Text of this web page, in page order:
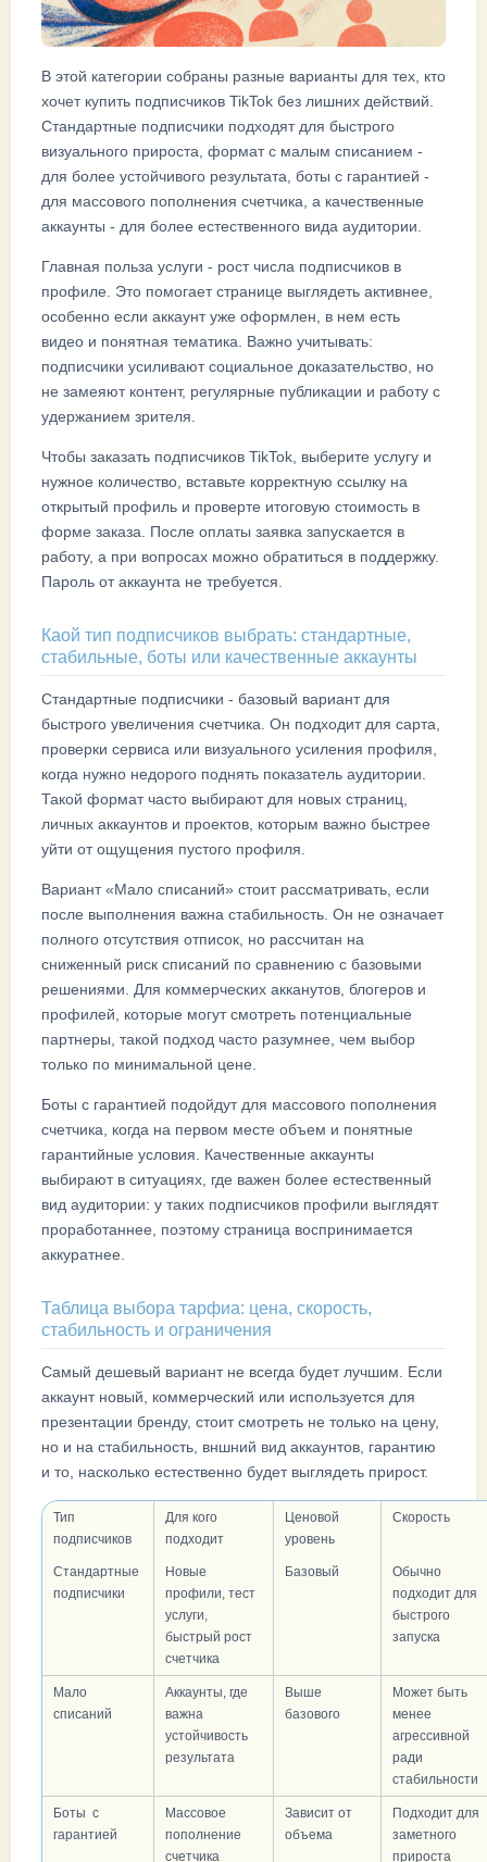
В этой категории собраны разные варианты для тех, кто
хочет купить подписчиков TikTok без лишних действий.
Стандартные подписчики подходят для быстрого
визуального прироста, формат с малым списанием -
для более устойчивого результата, боты с гарантией -
для массового пополнения счетчика, а качественные
аккаунты - для более естественного вида аудитории.
Главная польза услуги - рост числа подписчиков в
профиле. Это помогает странице выглядеть активнее,
особенно если аккаунт уже оформлен, в нем есть
видео и понятная тематика. Важно учитывать:
подписчики усиливают социальное доказательство, но
не замеяют контент, регулярные публикации и работу с
удержанием зрителя.
Чтобы заказать подписчиков TikTok, выберите услугу и
нужное количество, вставьте корректную ссылку на
открытый профиль и проверте итоговую стоимость в
форме заказа. После оплаты заявка запускается в
работу, а при вопросах можно обратиться в поддержку.
Пароль от аккаунта не требуется.
Каой тип подписчиков выбрать: стандартные,
стабильные, боты или качественные аккаунты
Стандартные подписчики - базовый вариант для
быстрого увеличения счетчика. Он подходит для сарта,
проверки сервиса или визуального усиления профиля,
когда нужно недорого поднять показатель аудитории.
Такой формат часто выбирают для новых страниц,
личных аккаунтов и проектов, которым важно быстрее
уйти от ощущения пустого профиля.
Вариант «Мало списаний» стоит рассматривать, если
после выполнения важна стабильность. Он не означает
полного отсутствия отписок, но рассчитан на
сниженный риск списаний по сравнению с базовыми
решениями. Для коммерческих акканутов, блогеров и
профилей, которые могут смотреть потенциальные
партнеры, такой подход часто разумнее, чем выбор
только по минимальной цене.
Боты с гарантией подойдут для массового пополнения
счетчика, когда на первом месте объем и понятные
гарантийные условия. Качественные аккаунты
выбирают в ситуациях, где важен более естественный
вид аудитории: у таких подписчиков профили выглядят
проработаннее, поэтому страница воспринимается
аккуратнее.
Таблица выбора тарфиа: цена, скорость,
стабильность и ограничения
Самый дешевый вариант не всегда будет лучшим. Если
аккаунт новый, коммерческий или используется для
презентации бренду, стоит смотреть не только на цену,
но и на стабильность, вншний вид аккаунтов, гарантию
и то, насколько естественно будет выглядеть прирост.
Тип
подписчиков
Для кого
подходит
Ценовой
уровень
Скорость
Стандартные
подписчики
Новые
профили, тест
услуги,
быстрый рост
счетчика
Базовый
Обычно
подходит для
быстрого
запуска
Мало
списаний
Аккаунты, где
важна
устойчивость
результата
Выше
базового
Может быть
менее
агрессивной
ради
стабильности
Боты с
гарантией
Массовое
пополнение
счетчика
Зависит от
объема
Подходит для
заметного
прироста